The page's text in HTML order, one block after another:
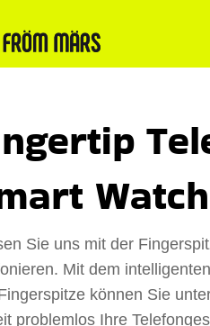
Sie uns mit der
Mit dem
können Sie
problemlos Ihre